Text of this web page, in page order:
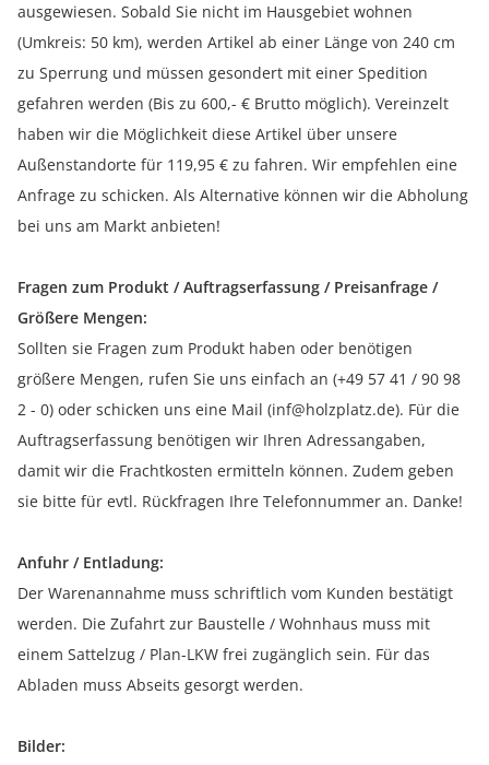
ausgewiesen. Sobald Sie nicht im Hausgebiet wohnen
(Umkreis: 50 km), werden Artikel ab einer Länge von 240 cm
zu Sperrung und müssen gesondert mit einer Spedition
gefahren werden (Bis zu 600,- € Brutto möglich). Vereinzelt
haben wir die Möglichkeit diese Artikel über unsere
Außenstandorte für 119,95 € zu fahren. Wir empfehlen eine
Anfrage zu schicken. Als Alternative können wir die Abholung
bei uns am Markt anbieten!
Fragen zum Produkt / Auftragserfassung / Preisanfrage /
Größere Mengen:
Sollten sie Fragen zum Produkt haben oder benötigen
größere Mengen, rufen Sie uns einfach an (+49 57 41 / 90 98
2 - 0) oder schicken uns eine Mail (inf@holzplatz.de). Für die
Auftragserfassung benötigen wir Ihren Adressangaben,
damit wir die Frachtkosten ermitteln können. Zudem geben
sie bitte für evtl. Rückfragen Ihre Telefonnummer an. Danke!
Anfuhr / Entladung:
Der Warenannahme muss schriftlich vom Kunden bestätigt
werden. Die Zufahrt zur Baustelle / Wohnhaus muss mit
einem Sattelzug / Plan-LKW frei zugänglich sein. Für das
Abladen muss Abseits gesorgt werden.
Bilder: